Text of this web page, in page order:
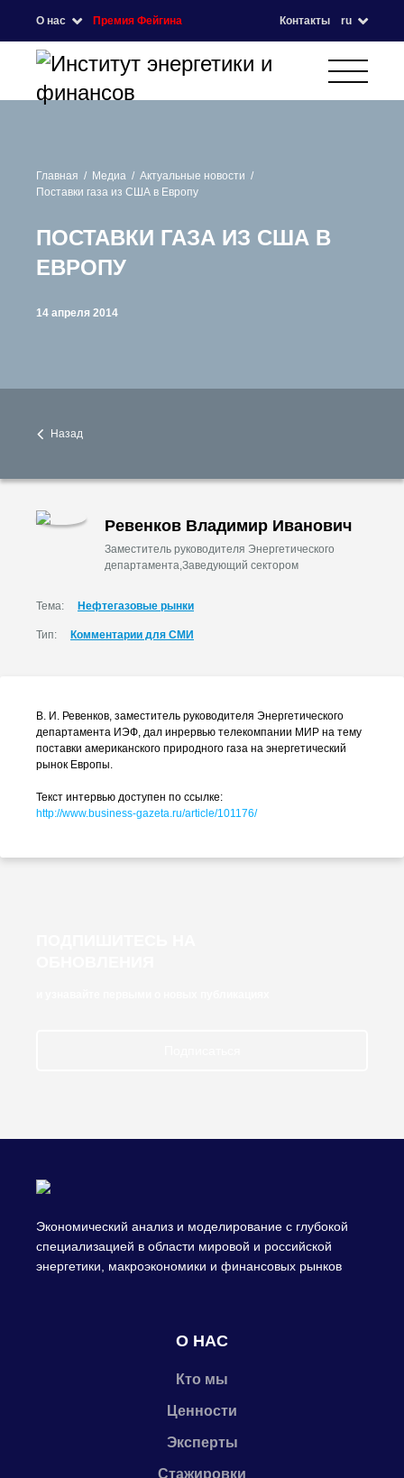
О нас Премия Фейгина Контакты ru
Главная Медиа
Актуальные новости
Поставки газа из США в Европу
ПОСТАВКИ ГАЗА ИЗ США В
ЕВРОПУ
14 апреля 2014
Назад
Ревенков Владимир Иванович
Заместитель руководителя Энергетического
департамента,Заведующий сектором
Тема: Нефтегазовые рынки
Тип: Комментарии для СМИ
В. И. Ревенков, заместитель руководителя Энергетического
департамента ИЭФ, дал инрервью телекомпании МИР на тему
поставки американского природного газа на энергетический
рынок Европы.
Текст интервью доступен по ссылке:
http://www.business-gazeta.ru/article/101176/
Экономический анализ и моделирование с глубокой
специализацией в области мировой и российской
энергетики, макроэкономики и финансовых рынков
О НАС
Кто мы
Ценности
Эксперты
Стажировки